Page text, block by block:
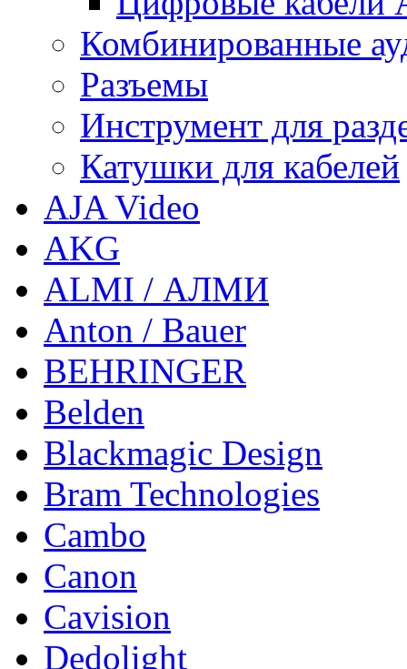
Комбинированные
Разъемы
Инструмент для
Катушки для кабелей
AJA Video
AKG
ALMI / АЛМИ
Anton / Bauer
BEHRINGER
Belden
Blackmagic Design
Bram Technologies
Cambo
Canon
Cavision
Dedolight